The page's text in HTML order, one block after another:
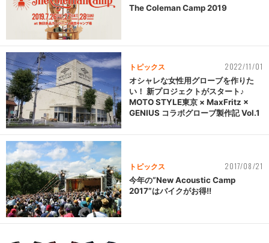
The Coleman Camp 2019
トピックス 2022/11/01
オシャレな女性用グローブを作りた
い！ 新プロジェクトがスタート♪
MOTO STYLE東京 × MaxFritz ×
GENIUS コラボグローブ製作記 Vol.1
トピックス 2017/08/21
今年の“New Acoustic Camp
2017”はバイクがお得!!